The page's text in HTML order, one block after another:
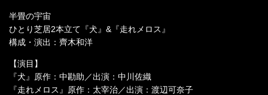
半畳の宇宙
ひとり芝居2本立て『犬』&『走れメロス』
構成・演出：齊木和洋
【演目】
『犬』原作：中勘助／出演：中川佐織
『走れメロス』原作：太宰治／出演：渡辺可奈子